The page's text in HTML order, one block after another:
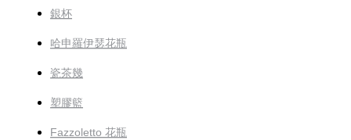
銀杯
哈申羅伊瑟花瓶
瓷茶幾
塑膠籃
Fazzoletto 花瓶